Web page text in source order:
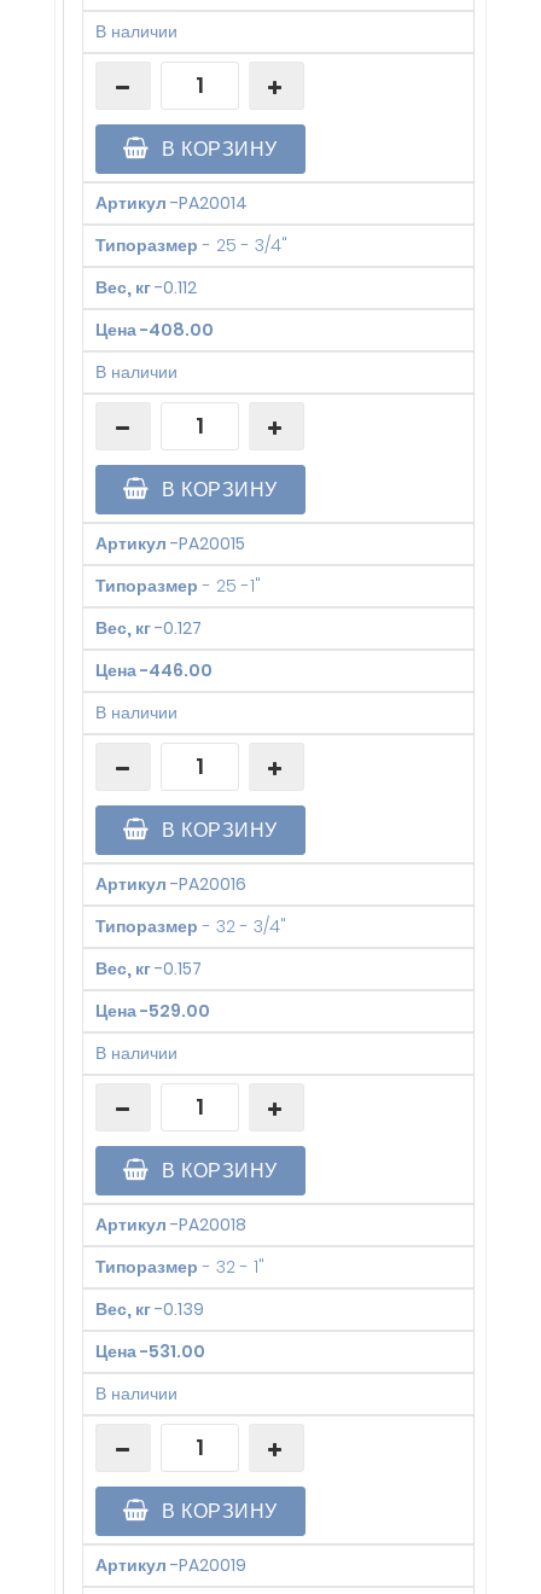
В наличии
В КОРЗИНУ
Артикул -PA20014
Типоразмер - 25 - 3/4"
Вес, кг-0.112
Цена-408.00
В наличии
В КОРЗИНУ
Артикул -PA20015
Типоразмер - 25 -1"
Вес, кг-0.127
Цена-446.00
В наличии
В КОРЗИНУ
Артикул -PA20016
Типоразмер - 32 - 3/4"
Вес, кг-0.157
Цена-529.00
В наличии
В КОРЗИНУ
Артикул -PA20018
Типоразмер - 32 - 1"
Вес, кг-0.139
Цена-531.00
В наличии
В КОРЗИНУ
Артикул -PA20019